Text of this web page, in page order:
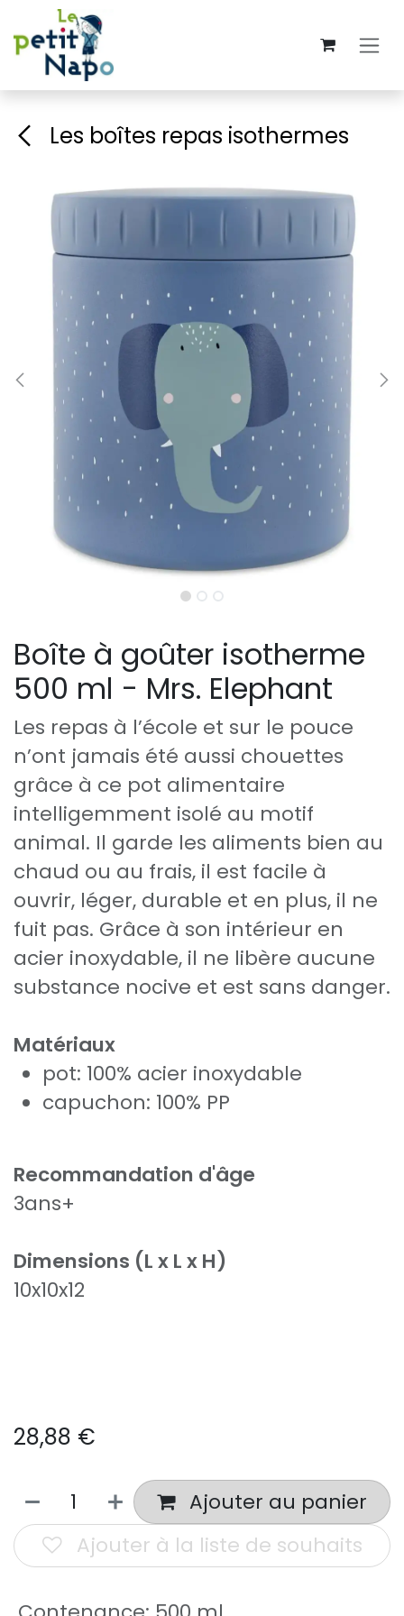
Se rendre au contenu
Les boîtes repas isothermes
Boîte à goûter isotherme
500 ml - Mrs. Elephant
Les repas à l’école et sur le pouce
n’ont jamais été aussi chouettes
grâce à ce pot alimentaire
intelligemment isolé au motif
animal. Il garde les aliments bien au
chaud ou au frais, il est facile à
ouvrir, léger, durable et en plus, il ne
fuit pas. Grâce à son intérieur en
acier inoxydable, il ne libère aucune
substance nocive et est sans danger.
Matériaux
pot: 100% acier inoxydable
capuchon: 100% PP
Recommandation d'âge
3ans+
Dimensions (L x L x H)
10x10x12
28,88 €
Ajouter au panier
Ajouter à la liste de souhaits